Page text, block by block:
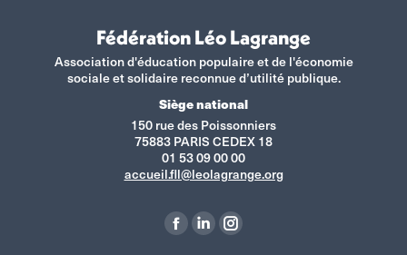
Fédération Léo Lagrange
Association d'éducation populaire et de l'économie
sociale et solidaire reconnue d’utilité publique.
Siège national
150 rue des Poissonniers
75883 PARIS CEDEX 18
01 53 09 00 00
accueil.fll@leolagrange.org
La
La
La